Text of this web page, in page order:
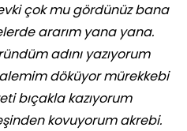
çok mu gördünüz bana
ararım yana yana.
adını yazıyorum
döküyor mürekkebi
bıçakla kazıyorum
kovuyorum akrebi.